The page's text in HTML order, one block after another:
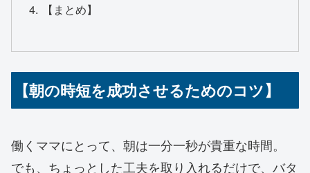
【まとめ】
【朝の時短を成功させるためのコツ】
働くママにとって、朝は一分一秒が貴重な時間。
でも、ちょっとした工夫を取り入れるだけで、バタ